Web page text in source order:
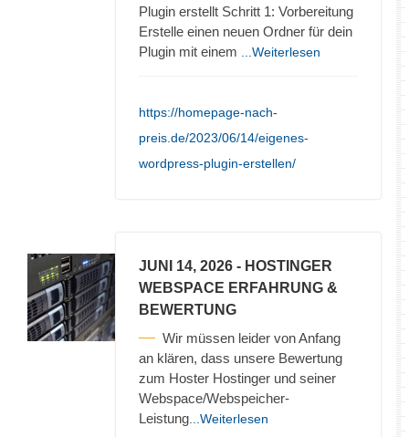
Plugin erstellt Schritt 1: Vorbereitung
Erstelle einen neuen Ordner für dein
Plugin mit einem
...Weiterlesen
https://homepage-nach-
preis.de/2023/06/14/eigenes-
wordpress-plugin-erstellen/
JUNI 14, 2026 - HOSTINGER
WEBSPACE ERFAHRUNG &
BEWERTUNG
Wir müssen leider von Anfang
an klären, dass unsere Bewertung
zum Hoster Hostinger und seiner
Webspace/Webspeicher-
Leistung ...Weiterlesen